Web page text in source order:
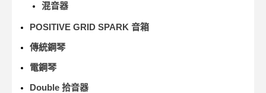
混音器
POSITIVE GRID SPARK 音箱
傳統鋼琴
電鋼琴
Double 拾音器